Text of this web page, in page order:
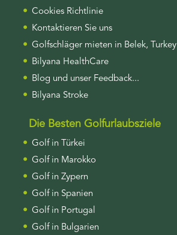
Cookies Richtlinie
Kontaktieren Sie uns
Golfschläger mieten in Belek, Turkey
Bilyana HealthCare
Blog und unser Feedback...
Bilyana Stroke
Die Besten Golfurlaubsziele
Golf in Türkei
Golf in Marokko
Golf in Zypern
Golf in Spanien
Golf in Portugal
Golf in Bulgarien